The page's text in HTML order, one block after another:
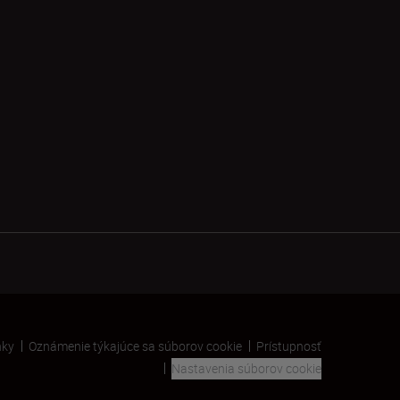
Oznámenie týkajúce sa súborov cookie
Prístupnosť
Nastavenia súborov cookie